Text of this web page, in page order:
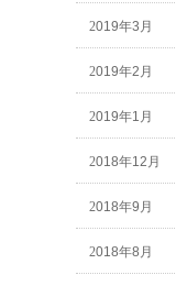
2019年3月
2019年2月
2019年1月
2018年12月
2018年9月
2018年8月